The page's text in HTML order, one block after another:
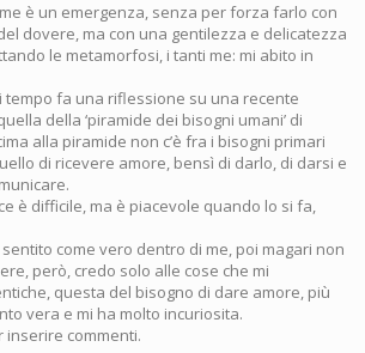
è un emergenza, senza per forza farlo con
dovere, ma con una gentilezza e delicatezza
le metamorfosi, i tanti me: mi abito in
tempo fa una riflessione su una recente
della ‘piramide dei bisogni umani’ di
alla piramide non c’è fra i bisogni primari
di ricevere amore, bensì di darlo, di darsi e
è difficile, ma è piacevole quando lo si fa,
sentito come vero dentro di me, poi magari non
però, credo solo alle cose che mi
questa del bisogno di dare amore, più
vera e mi ha molto incuriosita.
inserire commenti.